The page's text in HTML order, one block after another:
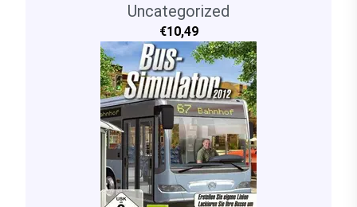
Uncategorized
€10,49